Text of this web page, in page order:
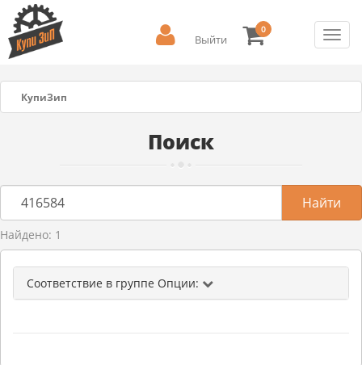
Выйти
0
КупиЗип
Поиск
Найдено: 1
Соответствие в группе Опции: